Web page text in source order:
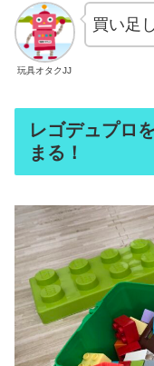
玩具オタクJJ
買い足
レゴデュプロ
まる！